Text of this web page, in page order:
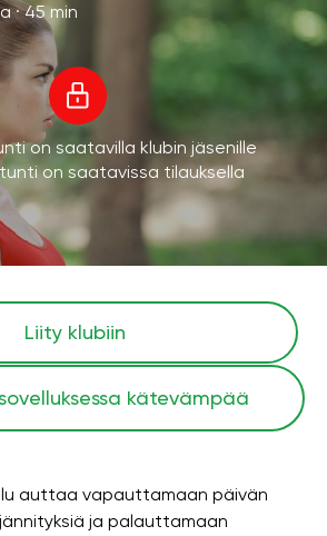
·45 min
on saatavilla klubin jäsenille
on saatavissa tilauksella
Liity klubiin
kätevämpää
auttaa vapauttamaan päivän
ja palauttamaan